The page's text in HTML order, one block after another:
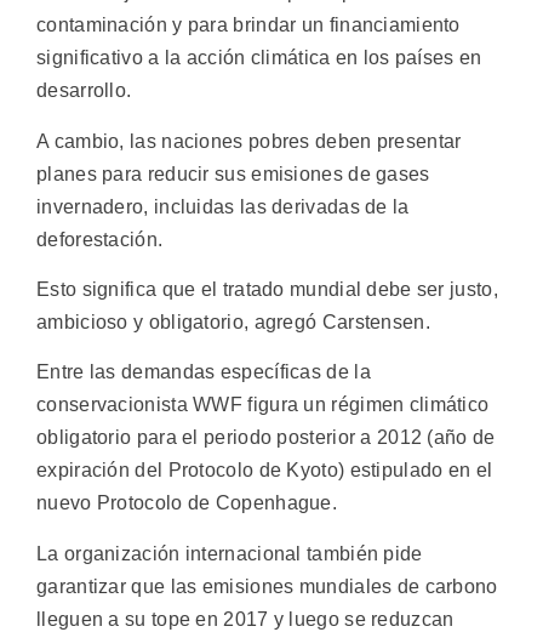
contaminación y para brindar un financiamiento
significativo a la acción climática en los países en
desarrollo.
A cambio, las naciones pobres deben presentar
planes para reducir sus emisiones de gases
invernadero, incluidas las derivadas de la
deforestación.
Esto significa que el tratado mundial debe ser justo,
ambicioso y obligatorio, agregó Carstensen.
Entre las demandas específicas de la
conservacionista WWF figura un régimen climático
obligatorio para el periodo posterior a 2012 (año de
expiración del Protocolo de Kyoto) estipulado en el
nuevo Protocolo de Copenhague.
La organización internacional también pide
garantizar que las emisiones mundiales de carbono
lleguen a su tope en 2017 y luego se reduzcan